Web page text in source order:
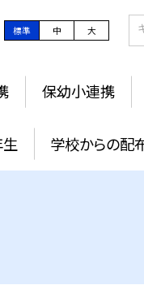
標準 中 大
保幼小連携
生 学校からの配